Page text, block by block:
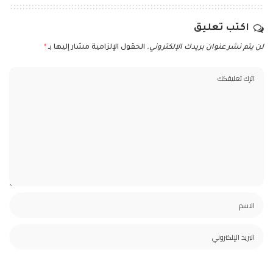
اكتب تعليق
لن يتم نشر عنوان بريدك الإلكتروني. الحقول الإلزامية مشار إليها بـ *